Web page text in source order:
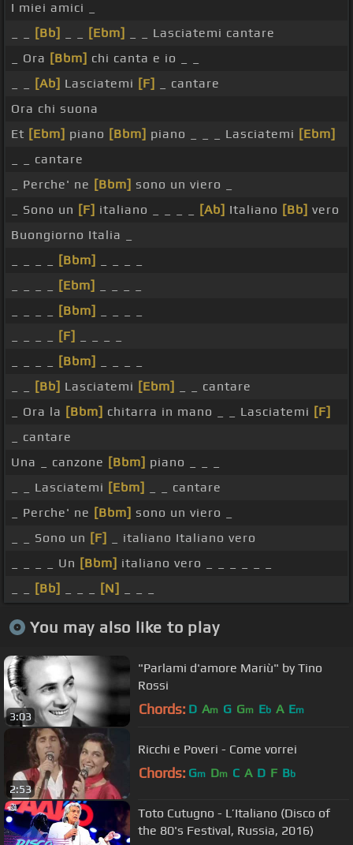
I miei amici _
[Bb] [Ebm]
_ _ Lasciatemi cantare
_ Ora [Bbm] chi canta e io _ _
[Ab] Lasciatemi [F]
_ cantare
Ora chi suona
Et [Ebm] piano [Bbm] piano _ _ _ Lasciatemi [Ebm]
_ _ cantare
_ Perche' ne [Bbm] sono un viero _
_ Sono un [F] italiano _ _ _ _ [Ab] Italiano [Bb] vero
Buongiorno Italia _
[Bbm]
[Ebm]
[Bbm]
[F]
[Bbm]
[Bb] Lasciatemi [Ebm]
_ _ cantare
_ Ora la [Bbm] chitarra in mano _ _ Lasciatemi [F]
_ cantare
Una _ canzone [Bbm] piano _ _ _
_ _ Lasciatemi [Ebm]
_ _ cantare
_ Perche' ne [Bbm] sono un viero _
_ _ Sono un [F]
_ italiano Italiano vero
_ _ _ _ Un [Bbm] italiano vero _ _ _ _ _ _
[Bb] [N]
You may also like to play
3:03
"Parlami d'amore Mariù" by Tino
Rossi
Chords: D Am G Gm Eb A Em
2:53
Ricchi e Poveri - Come vorrei
Chords: Gm Dm C A D F Bb
Toto Cutugno - L’Italiano (Disco of
the 80's Festival, Russia, 2016)